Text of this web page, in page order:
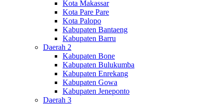
Kota Makassar
Kota Pare Pare
Kota Palopo
Kabupaten Bantaeng
Kabupaten Barru
Daerah 2
Kabupaten Bone
Kabupaten Bulukumba
Kabupaten Enrekang
Kabupaten Gowa
Kabupaten Jeneponto
Daerah 3